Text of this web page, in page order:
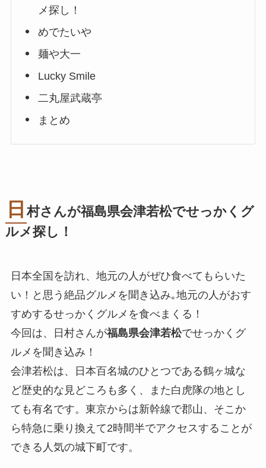
メ探し！
めでたいや
麺や大一
Lucky Smile
二丸屋武蔵亭
まとめ
日 村さんが福島県会津若松でせっかくグ
ルメ探し！
日本全国を訪れ、地元の人がぜひ食べてもらいた
い！と思う絶品グルメを聞き込み｡地元の人がおす
すめするせっかくグルメを食べまくる！
今回は、日村さんが福島県会津若松でせっかくグ
ルメを聞き込み！
会津若松は、日本百名城のひとつである鶴ヶ城な
ど歴史的な見どころも多く、また白虎隊の地とし
ても有名です。東京からは新幹線で郡山、そこか
ら特急に乗り換えて2時間半でアクセスすることが
できる人気の城下町です。